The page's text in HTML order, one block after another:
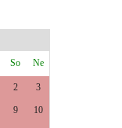
So Ne
2 3
9 10